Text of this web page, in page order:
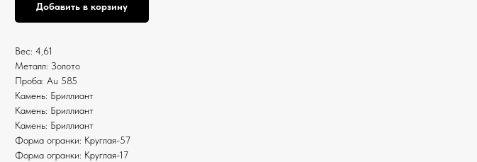
Добавить в корзину
Вес: 4,61
Металл: Золото
Проба: Au 585
Камень: Бриллиант
Камень: Бриллиант
Камень: Бриллиант
Форма огранки: Круглая-57
Форма огранки: Круглая-17